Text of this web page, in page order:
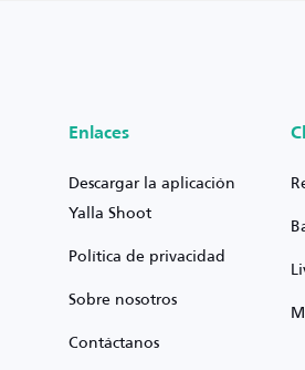
Enlaces
Descargar la aplicación
Yalla Shoot
Política de privacidad
Sobre nosotros
Contáctanos